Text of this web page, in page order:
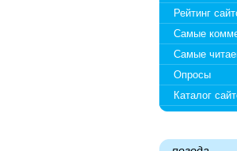
Рейтинг
Самые
Самые
Опросы
Каталог